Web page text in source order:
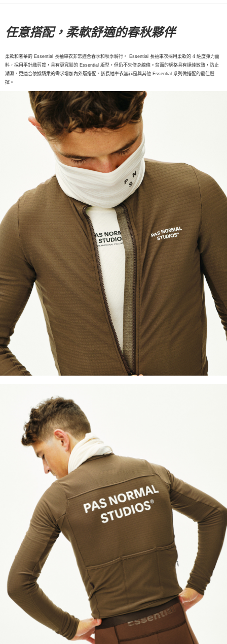
每筆NT$130，滿NT$10,000(含以上)免運費
任意搭配，柔軟舒適的春秋夥伴
柔軟和奢華的 Essential 長袖車衣非常適合春季和秋季騎行。 Essential 長袖車衣採用柔軟的 4 維度彈力面
料，採用平針織剪裁，具有更寬鬆的 Essential 版型，但仍不失修身線條。背面的網格具有絕佳散熱，防止
潮濕，更適合依據騎乘的需求增加內外層搭配，該長袖車衣無非是與其他 Essential 系列做搭配的最佳選
擇。